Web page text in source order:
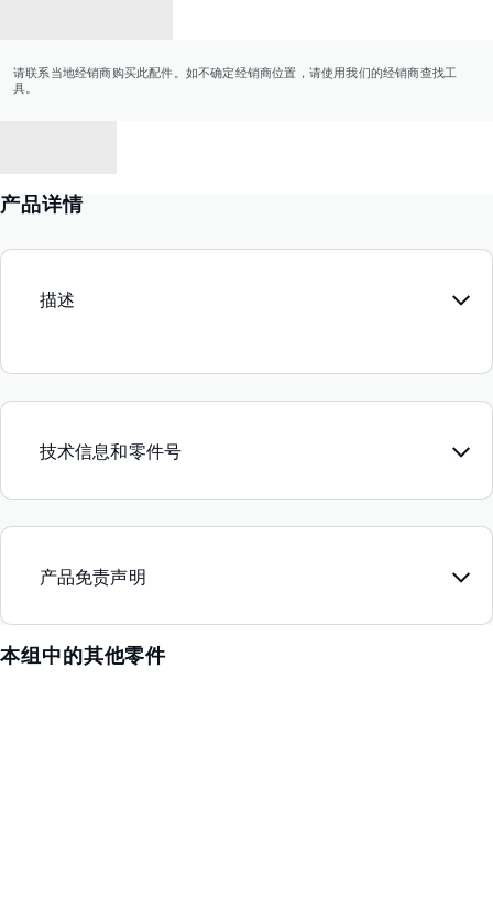
请联系当地经销商购买此配件。如不确定经销商位置，请使用我们的经销商查找工
具。
产品详情
描述
技术信息和零件号
产品免责声明
本组中的其他零件